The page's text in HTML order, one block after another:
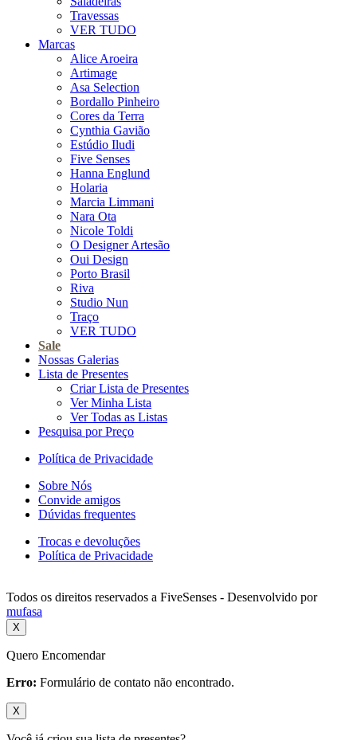
Travessas
VER TUDO
Marcas
Alice Aroeira
Artimage
Asa Selection
Bordallo Pinheiro
Cores da Terra
Cynthia Gavião
Estúdio Iludi
Five Senses
Hanna Englund
Holaria
Marcia Limmani
Nara Ota
Nicole Toldi
O Designer Artesão
Oui Design
Porto Brasil
Riva
Studio Nun
Traço
VER TUDO
Sale
Nossas Galerias
Lista de Presentes
Criar Lista de Presentes
Ver Minha Lista
Ver Todas as Listas
Pesquisa por Preço
Política de Privacidade
Sobre Nós
Convide amigos
Dúvidas frequentes
Trocas e devoluções
Política de Privacidade
Todos os direitos reservados a FiveSenses - Desenvolvido por
mufasa
X
Quero Encomendar
Erro: Formulário de contato não encontrado.
X